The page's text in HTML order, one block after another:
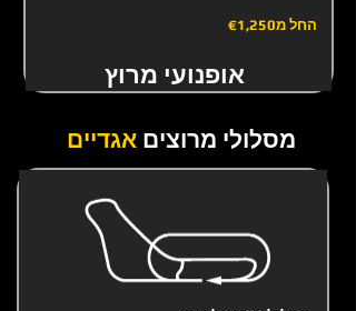
החל מ€1,250
אופנועי מרוץ
מסלולי מרוצים אגדיים